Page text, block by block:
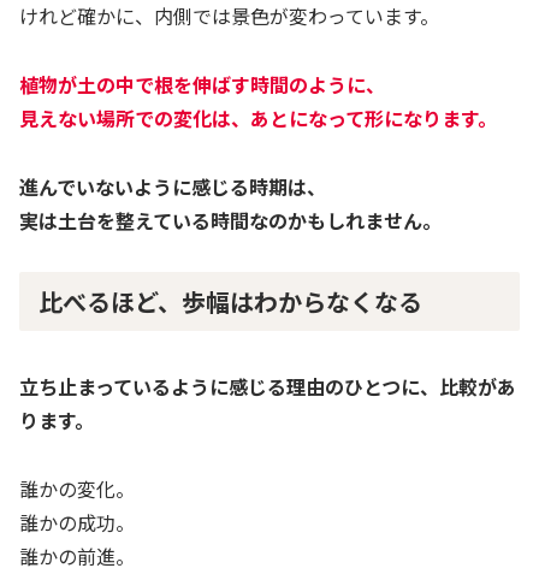
けれど確かに、内側では景色が変わっています。
植物が土の中で根を伸ばす時間のように、
見えない場所での変化は、あとになって形になります。
進んでいないように感じる時期は、
実は土台を整えている時間なのかもしれません。
比べるほど、歩幅はわからなくなる
立ち止まっているように感じる理由のひとつに、比較があ
ります。
誰かの変化。
誰かの成功。
誰かの前進。